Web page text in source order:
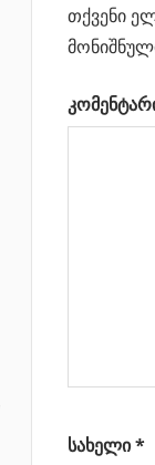
Previous
თქვენი
სახელი*